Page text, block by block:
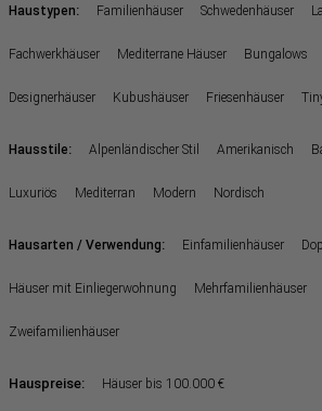
Haustypen: Familienhäuser Schwedenhäuser
Fachwerkhäuser Mediterrane Häuser Bungalows
Designerhäuser Kubushäuser Friesenhäuser
Hausstile: Alpenländischer Stil Amerikanisch
Luxuriös Mediterran Modern Nordisch
Hausarten / Verwendung: Einfamilienhäuser
Häuser mit Einliegerwohnung Mehrfamilienhäuser
Zweifamilienhäuser
Hauspreise: Häuser bis 100.000 €